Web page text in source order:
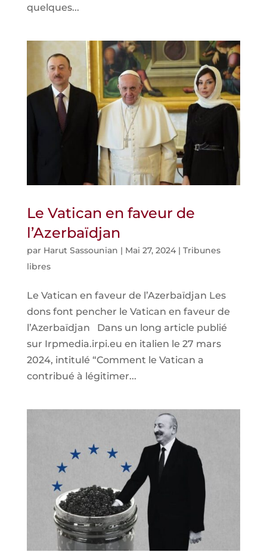
quelques...
Le Vatican en faveur de
l’Azerbaïdjan
par Harut Sassounian | Mai 27, 2024| Tribunes
libres
Le Vatican en faveur de l’Azerbaïdjan Les
dons font pencher le Vatican en faveur de
l’Azerbaïdjan Dans un long article publié
sur Irpmedia.irpi.eu en italien le 27 mars
2024, intitulé “Comment le Vatican a
contribué à légitimer...